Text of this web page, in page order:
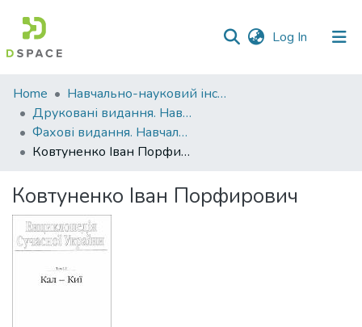
Log In (current)
Communities
&
Collections
All of DSpace
Statistics
Home
Навчально-науковий інститут агротехнологій, селекції та екології
Друковані видання. Навчально-науковий інститут агротехнологій, селекції та екології
Фахові видання. Навчально-науковий інститут агротехнологій, селекції та екології
Ковтуненко Іван Порфирович
Ковтуненко Іван Порфирович